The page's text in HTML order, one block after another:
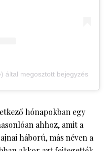
által megosztott bejegyzés
hónapokban egy
ahhoz, amit a
háború, más néven a